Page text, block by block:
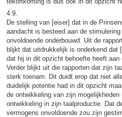
4.9.
De stelling van [eiser] dat in de
aandacht is besteed aan de
onvoldoende onderbouwd. Uit de
blijkt dat uitdrukkelijk is onderkend dat
dat hij in dit opzicht behoefte heeft aan
Verder blijkt uit die rapporten dat zijn
sterk toenam. Dit duidt erop dat niet
duidelijk potentie had in dit opzicht
de ontwikkeling van zijn
ontwikkeling in zijn taalproductie. Dat
vermogens onvoldoende zou zijn